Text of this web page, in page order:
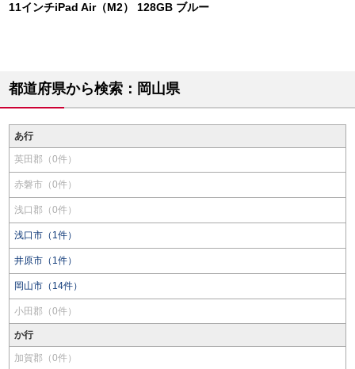
11インチiPad Air（M2） 128GB ブルー
都道府県から検索：岡山県
あ行
英田郡（0件）
赤磐市（0件）
浅口郡（0件）
浅口市（1件）
井原市（1件）
岡山市（14件）
小田郡（0件）
か行
加賀郡（0件）